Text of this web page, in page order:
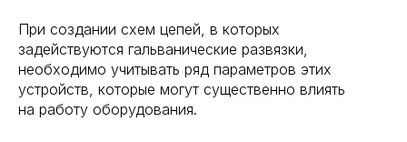
При создании схем цепей, в которых
задействуются гальванические развязки,
необходимо учитывать ряд параметров этих
устройств, которые могут существенно влиять
на работу оборудования.